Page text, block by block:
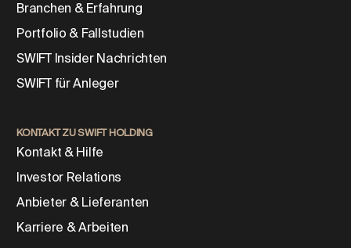
Branchen & Erfahrung
Portfolio & Fallstudien
SWIFT Insider Nachrichten
SWIFT für Anleger
KONTAKT ZU SWIFT HOLDING
Kontakt & Hilfe
Investor Relations
Anbieter & Lieferanten
Karriere & Arbeiten